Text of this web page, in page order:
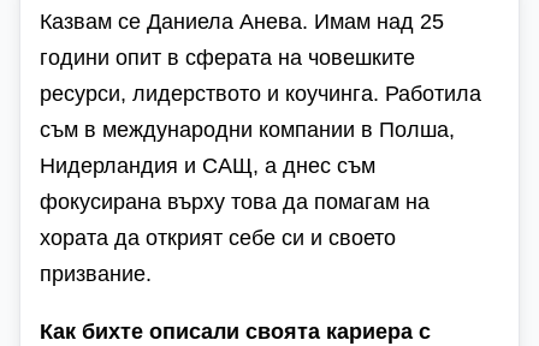
Казвам се Даниела Анева. Имам над 25
години опит в сферата на човешките
ресурси, лидерството и коучинга. Работила
съм в международни компании в Полша,
Нидерландия и САЩ, а днес съм
фокусирана върху това да помагам на
хората да открият себе си и своето
призвание.
Как бихте описали своята кариера с